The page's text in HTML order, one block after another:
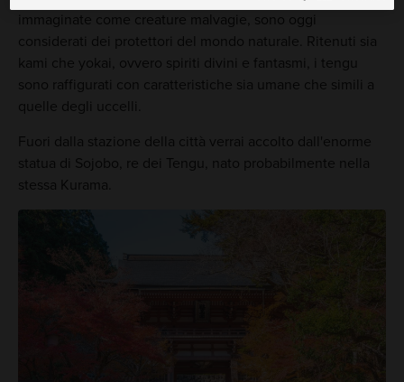
immaginate come creature malvagie, sono oggi
considerati dei protettori del mondo naturale. Ritenuti sia
kami che yokai, ovvero spiriti divini e fantasmi, i tengu
sono raffigurati con caratteristiche sia umane che simili a
quelle degli uccelli.
Fuori dalla stazione della città verrai accolto dall'enorme
statua di Sojobo, re dei Tengu, nato probabilmente nella
stessa Kurama.